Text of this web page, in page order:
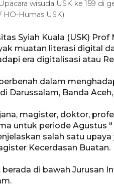
wisuda USK ke 159 di
HO-Humas USK)
Syiah Kuala (USK)
muatan literasi digital
era digitalisasi atau
dalam
Darussalam, Banda Aceh,
magister, doktor,
untuk periode Agustus
salah satu
Kecerdasan Buatan.
di bawah Jurusan